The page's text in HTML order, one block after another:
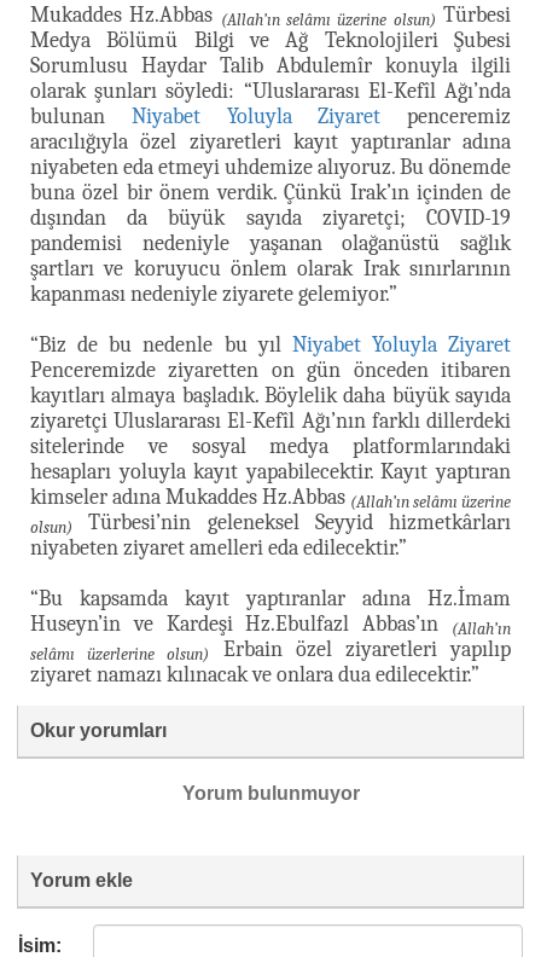
Mukaddes Hz.Abbas (Allah’ın selâmı üzerine olsun) Türbesi
Medya Bölümü Bilgi ve Ağ Teknolojileri Şubesi
Sorumlusu Haydar Talib Abdulemîr konuyla ilgili
olarak şunları söyledi: “Uluslararası El-Kefîl Ağı’nda
bulunan Niyabet Yoluyla Ziyaret penceremiz
aracılığıyla özel ziyaretleri kayıt yaptıranlar adına
niyabeten eda etmeyi uhdemize alıyoruz. Bu dönemde
buna özel bir önem verdik. Çünkü Irak’ın içinden de
dışından da büyük sayıda ziyaretçi; COVID-19
pandemisi nedeniyle yaşanan olağanüstü sağlık
şartları ve koruyucu önlem olarak Irak sınırlarının
kapanması nedeniyle ziyarete gelemiyor.”
“Biz de bu nedenle bu yılNiyabet Yoluyla Ziyaret
Penceremizde ziyaretten on gün önceden itibaren
kayıtları almaya başladık. Böylelik daha büyük sayıda
ziyaretçi Uluslararası El-Kefîl Ağı’nın farklı dillerdeki
sitelerinde ve sosyal medya platformlarındaki
hesapları yoluyla kayıt yapabilecektir. Kayıt yaptıran
kimseler adına Mukaddes Hz.Abbas (Allah’ın selâmı üzerine
olsun)
Türbesi’nin geleneksel Seyyid hizmetkârları
niyabeten ziyaret amelleri eda edilecektir.”
“Bu kapsamda kayıt yaptıranlar adına Hz.İmam
Huseyn’in ve Kardeşi Hz.Ebulfazl Abbas’ın
(Allah’ın
selâmı üzerlerine olsun)
Erbain özel ziyaretleri yapılıp
ziyaret namazı kılınacak ve onlara dua edilecektir.”
Okur yorumları
Yorum bulunmuyor
Yorum ekle
İsim: